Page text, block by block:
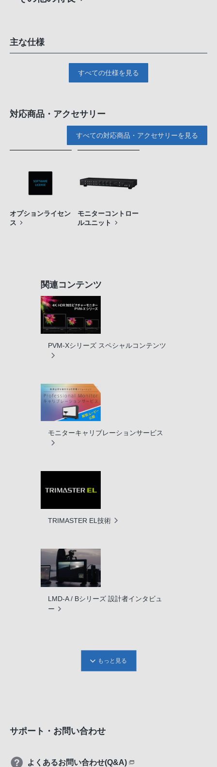
主な仕様
すべての仕様を見る
対応商品・アクセサリー
すべての対応商品・アクセサリーを見る
オプションライセン
ス
モニターコントロー
ルユニット
関連コンテンツ
PVM-Xシリーズ スペシャルコンテンツ
モニターキャリブレーションサービス
TRIMASTER EL技術
LMD-A / Bシリーズ 設計者インタビュ
ー
もっと見る
サポート・お問い合わせ
よくあるお問い合わせ(Q&A)